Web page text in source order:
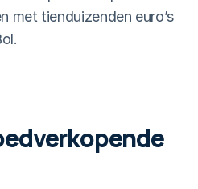
met tienduizenden euro’s